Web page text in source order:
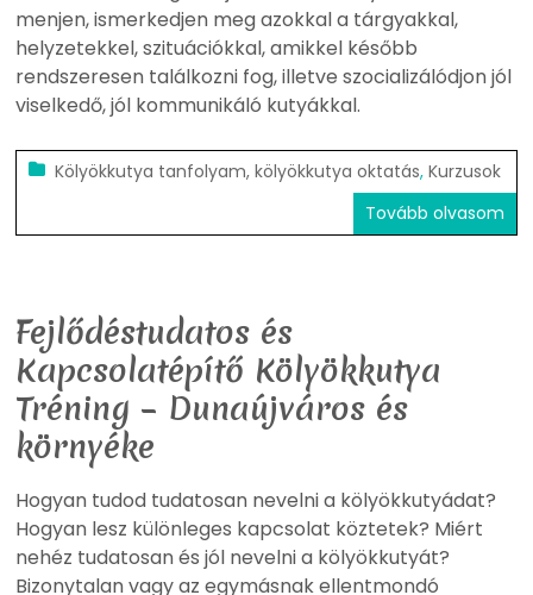
menjen, ismerkedjen meg azokkal a tárgyakkal,
helyzetekkel, szituációkkal, amikkel később
rendszeresen találkozni fog, illetve szocializálódjon jól
viselkedő, jól kommunikáló kutyákkal.
Kölyökkutya tanfolyam, kölyökkutya oktatás,Kurzusok
Tovább olvasom
Fejlődéstudatos és
Kapcsolatépítő Kölyökkutya
Tréning – Dunaújváros és
környéke
Hogyan tudod tudatosan nevelni a kölyökkutyádat?
Hogyan lesz különleges kapcsolat köztetek? Miért
nehéz tudatosan és jól nevelni a kölyökkutyát?
Bizonytalan vagy az egymásnak ellentmondó